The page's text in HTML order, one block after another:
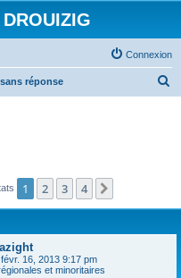
Connexion
réponse
c
1 2 3 4
16, 2013 9:17 pm
et minoritaires